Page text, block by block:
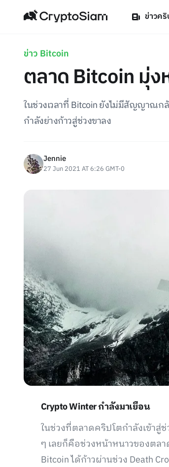
ข่าวคริ
ข่าว Bitcoin
ตลาด Bitcoin มุ่ง
ในช่วงเวลาที่ Bitcoin ยังไม่มีสัญญาณก
กำลังย่างก้าวสู่ช่วงขาลง
Jennie
27 Jun 2021 AT 6:26 GMT-0
Crypto Winter กำลังมาเยือน
ในช่วงที่ตลาดคริปโตกำลังเข้าสู่ช่
ๆ เลยก็คือช่วงหน้าหนาวของตล
Bitcoin ได้ก้าวผ่านช่วง Death